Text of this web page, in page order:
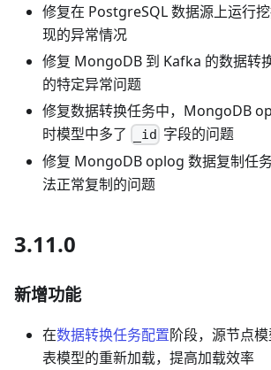
修复在 PostgreSQL 数据源上运行
现的异常情况
修复 MongoDB 到 Kafka 的数据转
的特定异常问题
修复数据转换任务中，MongoDB
时模型中多了
_id 字段的问题
修复 MongoDB oplog 数据复制任
法正常复制的问题
3.11.0
新增功能
在数据转换任务配置阶段，源节点
表模型的重新加载，提高加载效率